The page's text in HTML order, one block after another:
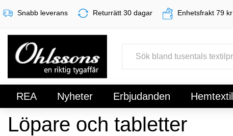
Snabb leverans Returrätt 30 dagar Enhetsfrakt 79 kr
REA Nyheter Erbjudanden Hemtextil
Register Sign In
Löpare och tabletter